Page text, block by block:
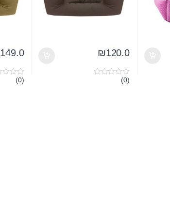
₪120.0
0(0)
149.0
0
(0)